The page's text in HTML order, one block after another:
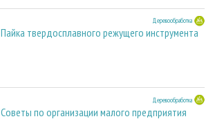
Деревообработка
Пайка твердосплавного режущего инструмента
Деревообработка
Советы по организации малого предприятия